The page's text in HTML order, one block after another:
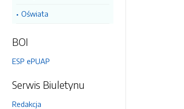
Oświata
BOI
ESP ePUAP
Serwis Biuletynu
Redakcja